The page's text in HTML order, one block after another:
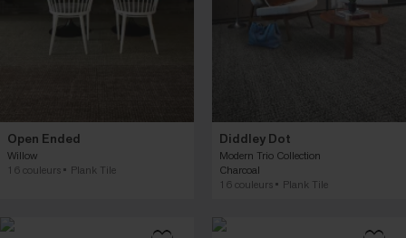
Open Ended
Willow
16 couleurs
Plank Tile
Diddley Dot
Modern Trio Collection
Charcoal
16 couleurs
Plank Tile